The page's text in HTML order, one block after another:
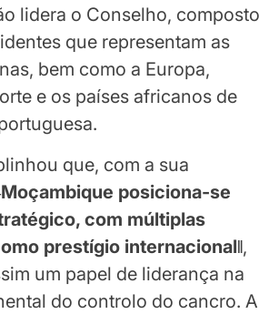
lidera o Conselho, composto
que representam as
bem como a Europa,
e os países africanos de
que, com a sua
posiciona-se
com múltiplas
prestígio internacional‖,
um papel de liderança na
do controlo do cancro. A